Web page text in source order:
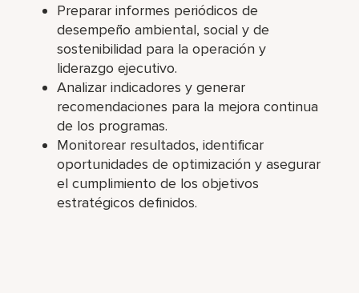
Preparar informes periódicos de
desempeño ambiental, social y de
sostenibilidad para la operación y
liderazgo ejecutivo.
Analizar indicadores y generar
recomendaciones para la mejora continua
de los programas.
Monitorear resultados, identificar
oportunidades de optimización y asegurar
el cumplimiento de los objetivos
estratégicos definidos.